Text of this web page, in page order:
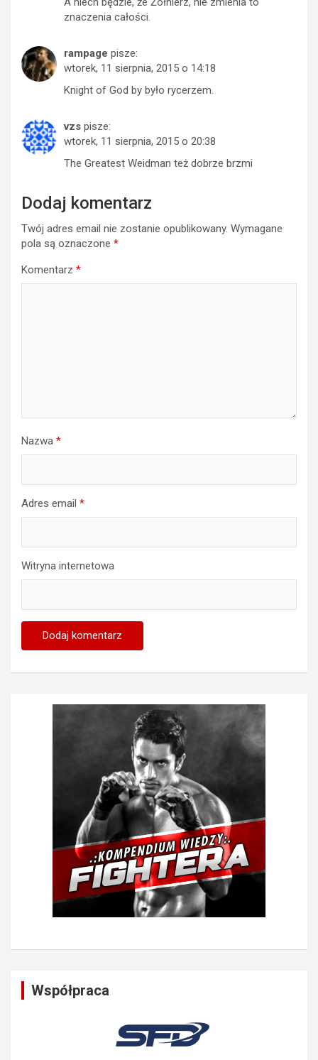
znaczenia całości.
rampage pisze:
wtorek, 11 sierpnia, 2015 o 14:18
Knight of God by było rycerzem.
vzs pisze:
wtorek, 11 sierpnia, 2015 o 20:38
The Greatest Weidman też dobrze brzmi
Dodaj komentarz
Twój adres email nie zostanie opublikowany. Wymagane
pola są oznaczone *
Komentarz *
Nazwa *
Adres email *
Witryna internetowa
Współpraca